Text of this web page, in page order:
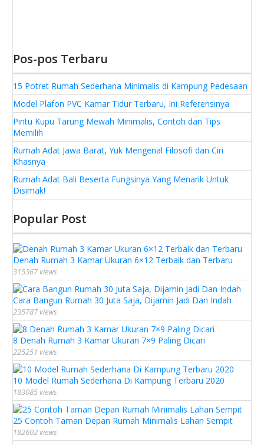
Pos-pos Terbaru
15 Potret Rumah Sederhana Minimalis di Kampung Pedesaan
Model Plafon PVC Kamar Tidur Terbaru, Ini Referensinya
Pintu Kupu Tarung Mewah Minimalis, Contoh dan Tips
Memilih
Rumah Adat Jawa Barat, Yuk Mengenal Filosofi dan Ciri
Khasnya
Rumah Adat Bali Beserta Fungsinya Yang Menarik Untuk
Disimak!
Popular Post
Denah Rumah 3 Kamar Ukuran 6×12 Terbaik dan Terbaru
315367 views
Cara Bangun Rumah 30 Juta Saja, Dijamin Jadi Dan Indah
235787 views
8 Denah Rumah 3 Kamar Ukuran 7×9 Paling Dicari
225251 views
10 Model Rumah Sederhana Di Kampung Terbaru 2020
183085 views
25 Contoh Taman Depan Rumah Minimalis Lahan Sempit
182602 views